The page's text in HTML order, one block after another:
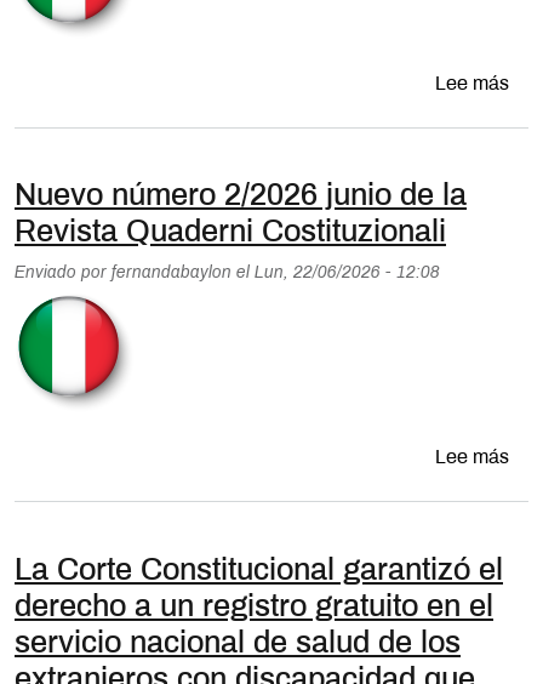
Lee más
Nuevo número 2/2026 junio de la
Revista Quaderni Costituzionali
Enviado por fernandabaylon el Lun, 22/06/2026 - 12:08
Lee más
La Corte Constitucional garantizó el
derecho a un registro gratuito en el
servicio nacional de salud de los